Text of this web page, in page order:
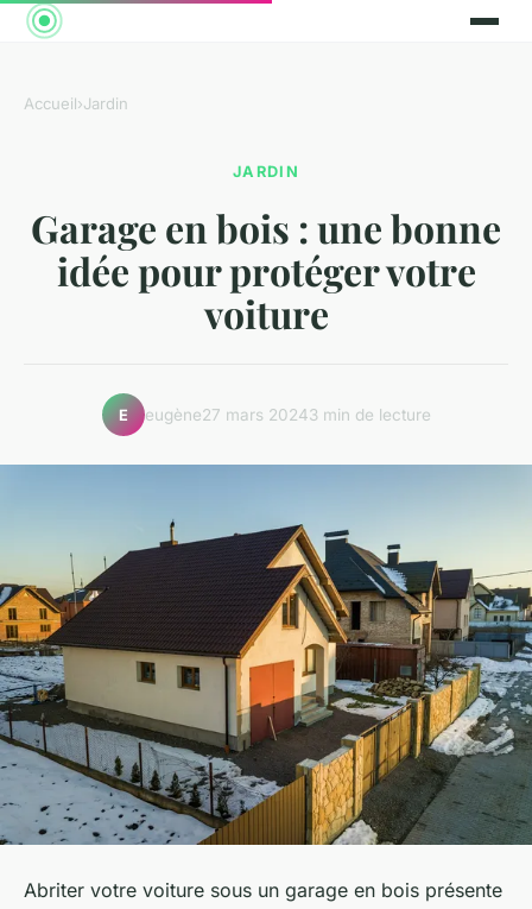
Accueil›Jardin
JARDIN
Garage en bois : une bonne
idée pour protéger votre
voiture
E eugène27 mars 20243 min de lecture
Abriter votre voiture sous un garage en bois présente